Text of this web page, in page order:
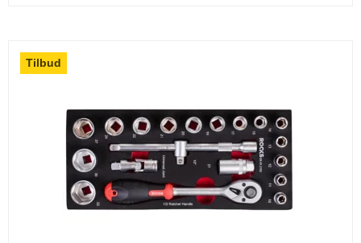
Tilbud